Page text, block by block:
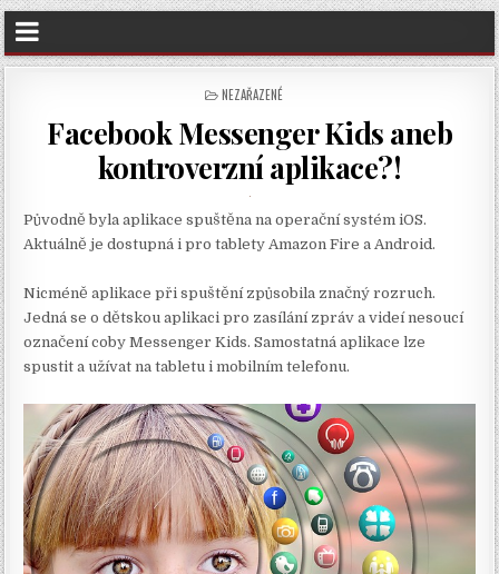
POSTED
NEZAŘAZENÉ
Facebook Messenger Kids aneb
kontroverzní aplikace?!
Původně byla aplikace spuštěna na operační systém iOS.
Aktuálně je dostupná i pro tablety Amazon Fire a Android.
Nicméně aplikace při spuštění způsobila značný rozruch.
Jedná se o dětskou aplikaci pro zasílání zpráv a videí nesoucí
označení coby Messenger Kids. Samostatná aplikace lze
spustit a užívat na tabletu i mobilním telefonu.